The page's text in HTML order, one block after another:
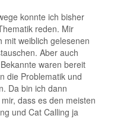
konnte ich bisher
reden. Mir
mit weiblich gelesenen
Aber auch
waren bereit
die Problematik und
Da bin ich dann
dass es den meisten
und Cat Calling ja